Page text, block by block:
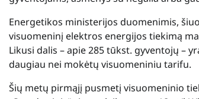
Energetikos ministerijos duomenimis,
visuomeninį elektros energijos tiekimą
Likusi dalis – apie 285 tūkst. gyventojų –
daugiau nei mokėtų visuomeniniu tarifu.
Šių metų pirmąjį pusmetį visuomeninio